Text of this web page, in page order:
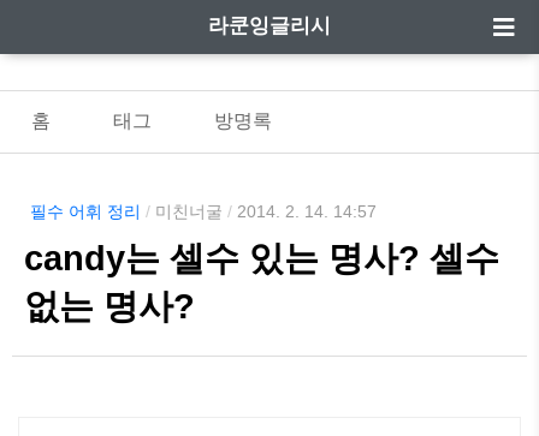
라쿤잉글리시
홈 태그 방명록
필수 어휘 정리 / 미친너굴 / 2014. 2. 14. 14:57
candy는 셀수 있는 명사? 셀수
없는 명사?